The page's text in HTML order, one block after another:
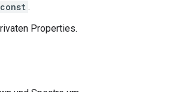
const .
Properties.